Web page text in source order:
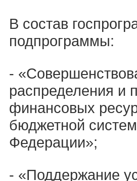
В состав
подпрограммы:
-
распределения и
финансовых
бюджетной
Федерации»;
- «Поддержание